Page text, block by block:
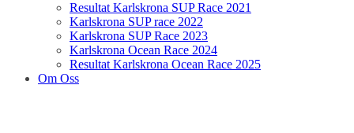
Resultat Karlskrona SUP Race 2021
Karlskrona SUP race 2022
Karlskrona SUP Race 2023
Karlskrona Ocean Race 2024
Resultat Karlskrona Ocean Race 2025
Om Oss